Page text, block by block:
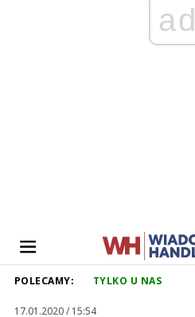
ad
POLECAMY: TYLKO U NAS
17.01.2020 / 15:54